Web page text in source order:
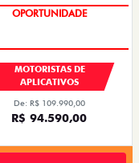
OPORTUNIDADE
MOTORISTAS DE
APLICATIVOS
De: R$ 109.990,00
R$ 94.590,00